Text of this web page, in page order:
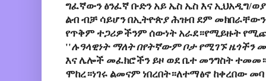
ግፈኛውን ፅንፈኛ ቡድን አይ ኤስ ኤስ እና ኢህአዲግ/
ልብ ብቻ ሳይሆን በኢትዮጵያ ሕዝብ ደም
የጥቅም ተጋሪዎችንም ሰውነት አራደ።የሚይዙት
''ሉዓላዊነት ማለት በየትኛውም ቦታ የሚገኙ ዜጎችን
እና ሌሎች መፈክሮችን ይዞ ወደ ቤተ መንግስት
ሞከረ።ነገሩ ልመናም ነበረበት።ለተማፅኖ ከቀረበው